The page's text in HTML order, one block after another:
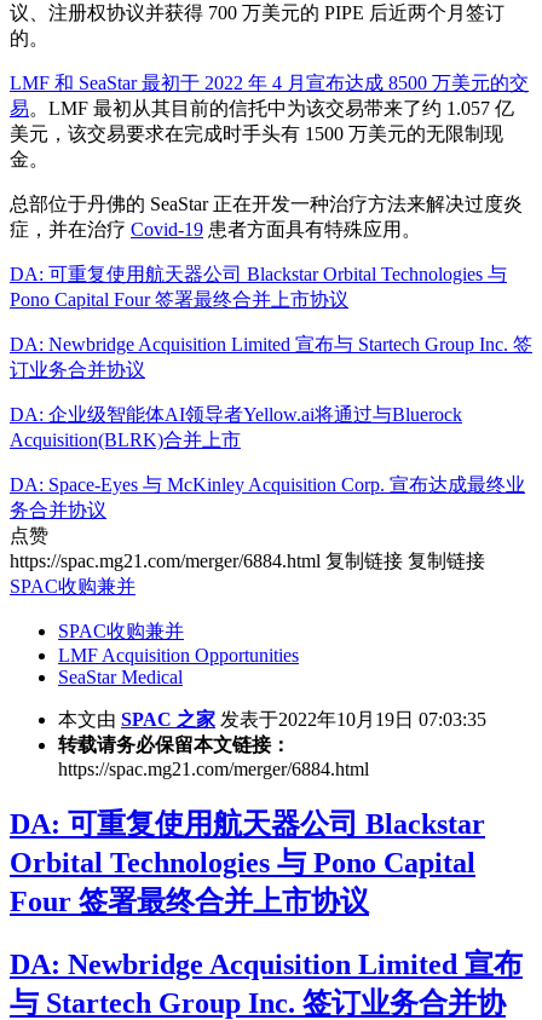
议、注册权协议并获得 700 万美元的 PIPE 后近两个月签订
的。
LMF 和 SeaStar 最初于 2022 年 4 月宣布达成 8500 万美元的交
易。LMF 最初从其目前的信托中为该交易带来了约 1.057 亿
美元，该交易要求在完成时手头有 1500 万美元的无限制现
金。
总部位于丹佛的 SeaStar 正在开发一种治疗方法来解决过度炎
症，并在治疗 Covid-19 患者方面具有特殊应用。
DA: 可重复使用航天器公司 Blackstar Orbital Technologies 与
Pono Capital Four 签署最终合并上市协议
DA: Newbridge Acquisition Limited 宣布与 Startech Group Inc. 签
订业务合并协议
DA: 企业级智能体AI领导者Yellow.ai将通过与Bluerock
Acquisition(BLRK)合并上市
DA: Space-Eyes 与 McKinley Acquisition Corp. 宣布达成最终业
务合并协议
点赞
https://spac.mg21.com/merger/6884.html 复制链接 复制链接
SPAC收购兼并
SPAC收购兼并
LMF Acquisition Opportunities
SeaStar Medical
本文由 SPAC 之家 发表于2022年10月19日 07:03:35
转载请务必保留本文链接：
https://spac.mg21.com/merger/6884.html
DA: 可重复使用航天器公司 Blackstar
Orbital Technologies 与 Pono Capital
Four 签署最终合并上市协议
DA: Newbridge Acquisition Limited 宣布
与 Startech Group Inc. 签订业务合并协